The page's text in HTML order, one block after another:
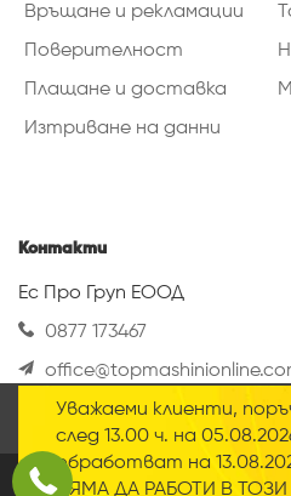
Уважаеми клиенти,
след 13.00 ч. на
обработват на
НЯМА ДА РАБОТИ В ТОЗИ
Връщане и рекламации
Поверителност
Плащане и доставка
Изтриване на данни
Контакти
Ес Про Груп ЕООД
0877 173467
Вижте повече
2020 © Всички права запазени
Нашият онлайн магазин
наречените „Бисквитки“
нашатаполитика за